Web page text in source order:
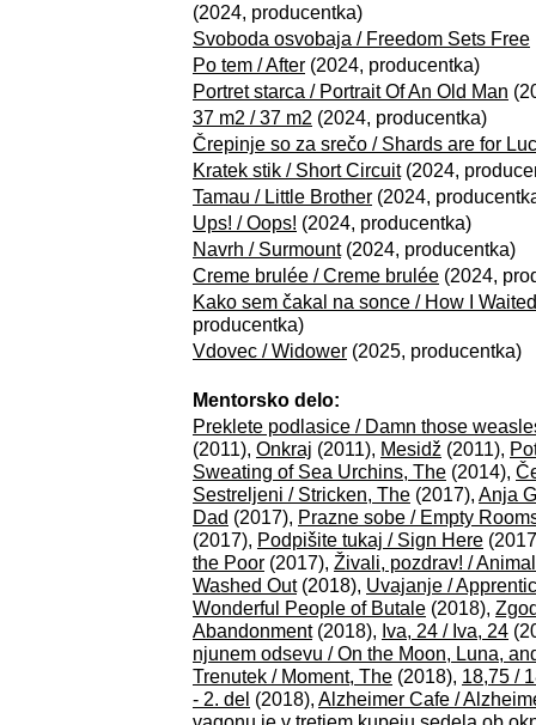
(2024, producentka)
Svoboda osvobaja / Freedom Sets Free
Po tem / After (2024, producentka)
Portret starca / Portrait Of An Old Man
37 m2 / 37 m2 (2024, producentka)
Črepinje so za srečo / Shards are for
Kratek stik / Short Circuit(2024,
Tamau / Little Brother (2024,
Ups! / Oops! (2024, producentka)
Navrh / Surmount(2024, producentka)
Creme brulée / Creme brulée (2024,
Kako sem čakal na sonce / How I
producentka)
Vdovec / Widower (2025, producentka)
Mentorsko delo:
Preklete podlasice / Damn those
(2011), Onkraj (2011), Mesidž (2011),
Sweating of Sea Urchins, The (2014),
Sestreljeni / Stricken, The (2017), Anja
Dad (2017), Prazne sobe / Empty
(2017), Podpišite tukaj / Sign Here
the Poor (2017), Živali, pozdrav! /
Washed Out(2018), Uvajanje /
Wonderful People of Butale (2018),
Abandonment(2018), Iva, 24 / Iva, 24
njunem odsevu / On the Moon, Luna,
Trenutek / Moment, The (2018), 18,75 /
- 2. del (2018), Alzheimer Cafe /